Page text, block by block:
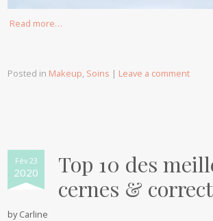
Read more…
Posted in Makeup, Soins | Leave a comment
Fév 23
2020
Top 10 des
cernes &
byCarline